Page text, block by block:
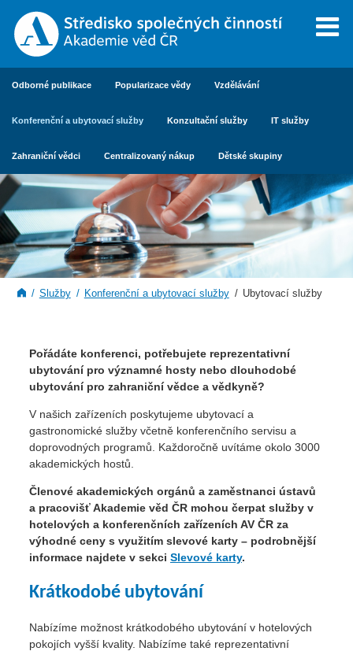
Odborné publikace Popularizace vědy Vzdělávání
Konferenční a ubytovací služby Konzultační služby IT služby
Zahraniční vědci Centralizovaný nákup Dětské skupiny
Služby Konferenční a ubytovací služby Ubytovací služby
Pořádáte konferenci, potřebujete reprezentativní
ubytování pro významné hosty nebo dlouhodobé
ubytování pro zahraniční vědce a vědkyně?
V našich zařízeních poskytujeme ubytovací a
gastronomické služby včetně konferenčního servisu a
doprovodných programů. Každoročně uvítáme okolo 3000
akademických hostů.
Členové akademických orgánů a zaměstnanci ústavů
a pracovišť Akademie věd ČR mohou čerpat služby v
hotelových a konferenčních zařízeních AV ČR za
výhodné ceny s využitím slevové karty – podrobnější
informace najdete v sekci Slevové karty.
Krátkodobé ubytování
Nabízíme možnost krátkodobého ubytování v hotelových
pokojích vyšší kvality. Nabízíme také reprezentativní